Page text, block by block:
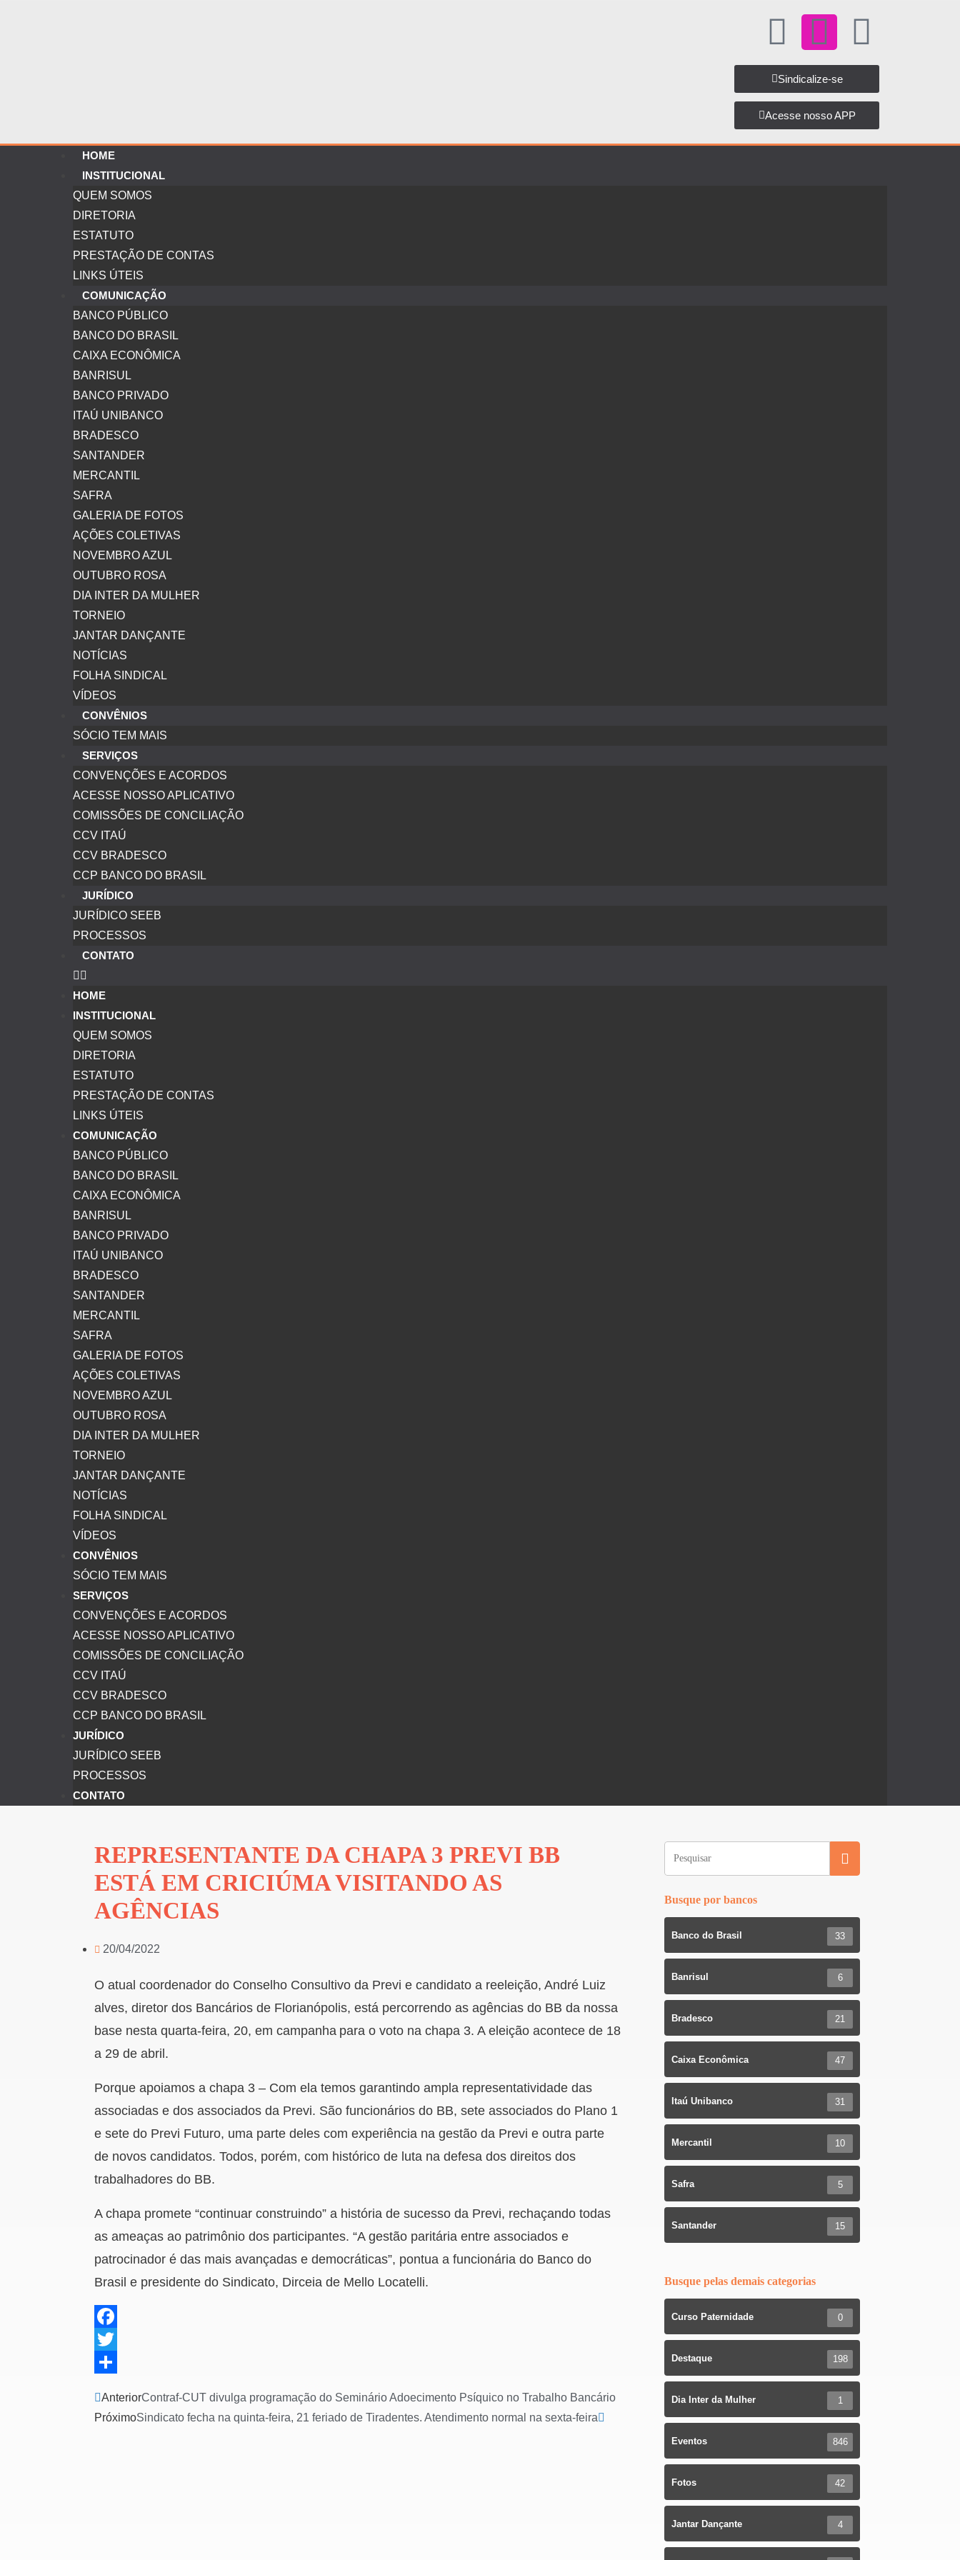
Sindicalize-se
Acesse nosso APP
HOME
INSTITUCIONAL
QUEM SOMOS
DIRETORIA
ESTATUTO
PRESTAÇÃO DE CONTAS
LINKS ÚTEIS
COMUNICAÇÃO
BANCO PÚBLICO
BANCO DO BRASIL
CAIXA ECONÔMICA
BANRISUL
BANCO PRIVADO
ITAÚ UNIBANCO
BRADESCO
SANTANDER
MERCANTIL
SAFRA
GALERIA DE FOTOS
AÇÕES COLETIVAS
NOVEMBRO AZUL
OUTUBRO ROSA
DIA INTER DA MULHER
TORNEIO
JANTAR DANÇANTE
NOTÍCIAS
FOLHA SINDICAL
VÍDEOS
CONVÊNIOS
SÓCIO TEM MAIS
SERVIÇOS
CONVENÇÕES E ACORDOS
ACESSE NOSSO APLICATIVO
COMISSÕES DE CONCILIAÇÃO
CCV ITAÚ
CCV BRADESCO
CCP BANCO DO BRASIL
JURÍDICO
JURÍDICO SEEB
PROCESSOS
CONTATO
HOME
INSTITUCIONAL
QUEM SOMOS
DIRETORIA
ESTATUTO
PRESTAÇÃO DE CONTAS
LINKS ÚTEIS
COMUNICAÇÃO
BANCO PÚBLICO
BANCO DO BRASIL
CAIXA ECONÔMICA
BANRISUL
BANCO PRIVADO
ITAÚ UNIBANCO
BRADESCO
SANTANDER
MERCANTIL
SAFRA
GALERIA DE FOTOS
AÇÕES COLETIVAS
NOVEMBRO AZUL
OUTUBRO ROSA
DIA INTER DA MULHER
TORNEIO
JANTAR DANÇANTE
NOTÍCIAS
FOLHA SINDICAL
VÍDEOS
CONVÊNIOS
SÓCIO TEM MAIS
SERVIÇOS
CONVENÇÕES E ACORDOS
ACESSE NOSSO APLICATIVO
COMISSÕES DE CONCILIAÇÃO
CCV ITAÚ
CCV BRADESCO
CCP BANCO DO BRASIL
JURÍDICO
JURÍDICO SEEB
PROCESSOS
CONTATO
REPRESENTANTE DA CHAPA 3 PREVI BB
ESTÁ EM CRICIÚMA VISITANDO AS
AGÊNCIAS
20/04/2022
O atual coordenador do Conselho Consultivo da Previ e candidato a reeleição, André Luiz
alves, diretor dos Bancários de Florianópolis, está percorrendo as agências do BB da nossa
base nesta quarta-feira, 20, em campanha para o voto na chapa 3. A eleição acontece de 18
a 29 de abril.
Porque apoiamos a chapa 3 – Com ela temos garantindo ampla representatividade das
associadas e dos associados da Previ. São funcionários do BB, sete associados do Plano 1
e sete do Previ Futuro, uma parte deles com experiência na gestão da Previ e outra parte
de novos candidatos. Todos, porém, com histórico de luta na defesa dos direitos dos
trabalhadores do BB.
A chapa promete “continuar construindo” a história de sucesso da Previ, rechaçando todas
as ameaças ao patrimônio dos participantes. “A gestão paritária entre associados e
patrocinador é das mais avançadas e democráticas”, pontua a funcionária do Banco do
Brasil e presidente do Sindicato, Dirceia de Mello Locatelli.
F
aT
AnteriorContraf-CUT divulga programação do Seminário Adoecimento Psíquico no Trabalho Bancário
PróximoSindicato fecha na quinta-feira, 21 feriado de Tiradentes. Atendimento normal na sexta-feira
Busque por bancos
Banco do Brasil 33
Banrisul 6
Bradesco 21
Caixa Econômica 47
Itaú Unibanco 31
Mercantil 10
Safra 5
Santander 15
Busque pelas demais categorias
Curso Paternidade 0
Destaque 198
Dia Inter da Mulher 1
Eventos 846
Fotos 42
Jantar Dançante 4